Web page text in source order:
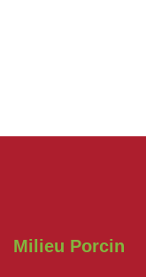
Milieu Porcin